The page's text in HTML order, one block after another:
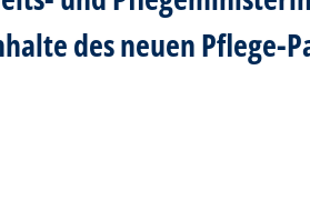
des neuen Pflege-